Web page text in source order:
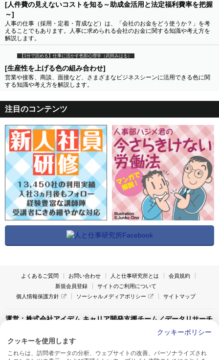
[人件費の見えないコストを知る～助成金活用と法定福利費率を把握
～]
人事の仕事（採用・定着・育成など）は、「会社のお金をどう使うか？」を考
えることでもあります。人事に求められる会社のお金に関する知識や考え方を
解説します。
【1分で読める】仕事に活かす色彩心理学（武田みはる）
[生産性を上げる色の組み合わせ]
営業や接客、商談、面接など、さまざまなビジネスシーンに活用できる色に関
する知識や考え方を解説します。
注目のコンテンツ
よくあるご質問 お問い合わせ 人と仕事研究所とは
会員規約
新規会員登録
サイトのご利用について
個人情報保護方針
ソーシャルメディアポリシー サイトマップ
運営：株式会社アイデム キャリア開発支援チーム／データリサーチ
〒160-0022 東京都新宿区新宿1-4-10
アイデム本社ビル TEL:03-5269-6020
クッキーポリシー
クッキーを使用します
これらは、訪問者データの分析、ウェブサイトの改善、パーソナライズされ